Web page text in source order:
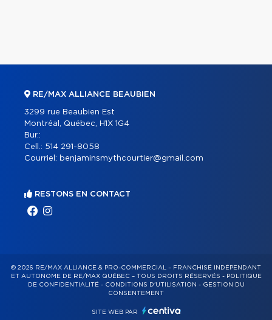
RE/MAX ALLIANCE BEAUBIEN
3299 rue Beaubien Est
Montréal, Québec, H1X 1G4
Bur.:
Cell.: 514 291-8058
Courriel: benjaminsmythcourtier@gmail.com
RESTONS EN CONTACT
© 2026 RE/MAX ALLIANCE & PRO-COMMERCIAL – FRANCHISÉ INDÉPENDANT
ET AUTONOME DE RE/MAX QUÉBEC – TOUS DROITS RÉSERVÉS - POLITIQUE
DE CONFIDENTIALITÉ- CONDITIONS D'UTILISATION - GESTION DU
CONSENTEMENT
SITE WEB PAR